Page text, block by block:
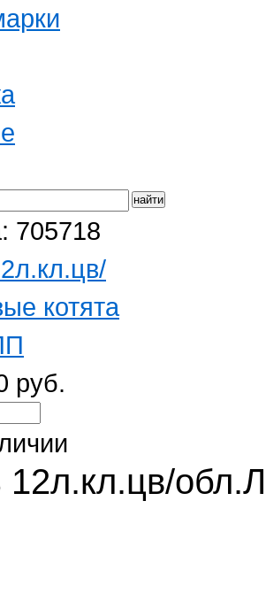
705718
руб.
12л.кл.цв/